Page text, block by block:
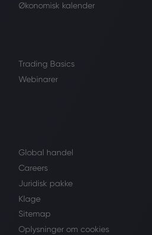
Økonomisk kalender
Trading Basics
Webinarer
Global handel
Careers
Juridisk pakke
Klage
Sitemap
Oplysninger om cookies